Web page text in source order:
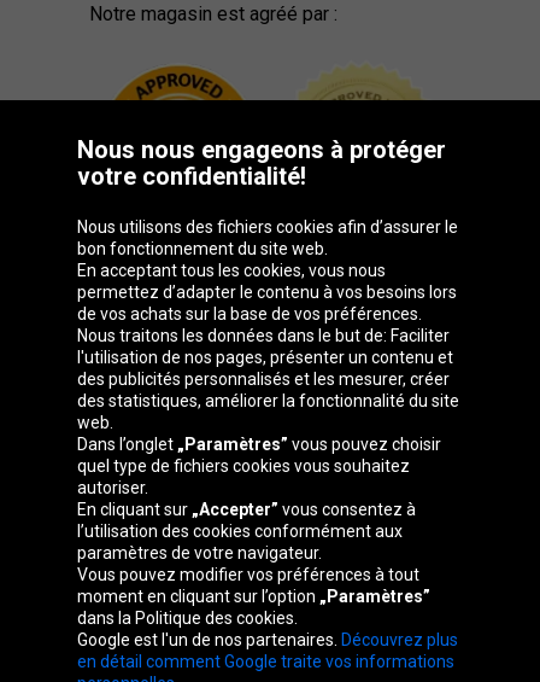
Notre magasin est agréé par :
Groupe Oponeo
Česká
republika
Deutschland Éire España
France Italia Magyarország Nederland
Österreich Polska
Slovenská
republika
United
Kingdom
Nous nous engageons à protéger
votre confidentialité!
Nous utilisons des fichiers cookies afin d’assurer le
bon fonctionnement du site web.
En acceptant tous les cookies, vous nous
permettez d’adapter le contenu à vos besoins lors
de vos achats sur la base de vos préférences.
Nous traitons les données dans le but de: Faciliter
l'utilisation de nos pages, présenter un contenu et
des publicités personnalisés et les mesurer, créer
des statistiques, améliorer la fonctionnalité du site
web.
Dans l’onglet „Paramètres” vous pouvez choisir
quel type de fichiers cookies vous souhaitez
autoriser.
En cliquant sur „Accepter” vous consentez à
l’utilisation des cookies conformément aux
paramètres de votre navigateur.
Vous pouvez modifier vos préférences à tout
moment en cliquant sur l’option „Paramètres”
dans la Politique des cookies.
Google est l'un de nos partenaires. Découvrez plus
en détail comment Google traite vos informations